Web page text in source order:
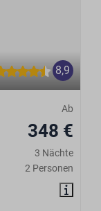
8,9
Ab
348 €
3 Nächte
2 Personen